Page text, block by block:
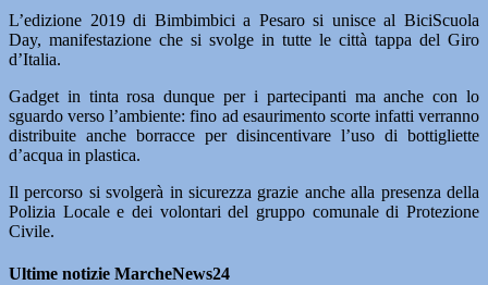
L’edizione 2019 di Bimbimbici a Pesaro si unisce al BiciScuola
Day, manifestazione che si svolge in tutte le città tappa del Giro
d’Italia.
Gadget in tinta rosa dunque per i partecipanti ma anche con lo
sguardo verso l’ambiente: fino ad esaurimento scorte infatti verranno
distribuite anche borracce per disincentivare l’uso di bottigliette
d’acqua in plastica.
Il percorso si svolgerà in sicurezza grazie anche alla presenza della
Polizia Locale e dei volontari del gruppo comunale di Protezione
Civile.
Ultime notizie MarcheNews24